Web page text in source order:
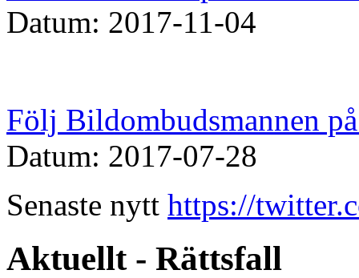
Datum: 2017-11-04
Följ Bildombudsmannen
Datum: 2017-07-28
Senaste nytt https://
Aktuellt - Rättsfall